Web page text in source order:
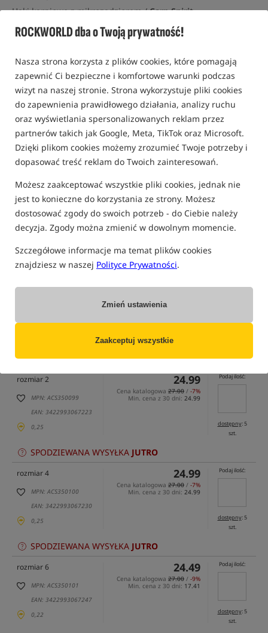
ROCKWORLD dba o Twoją prywatność!
Nasza strona korzysta z plików cookies, które pomagają
zapewnić Ci bezpieczne i komfortowe warunki podczas
wizyt na naszej stronie. Strona wykorzystuje pliki cookies
do zapewnienia prawidłowego działania, analizy ruchu
oraz wyświetlania spersonalizowanych reklam przez
partnerów takich jak Google, Meta, TikTok oraz Microsoft.
Dzięki plikom cookies możemy zrozumieć Twoje potrzeby i
dopasować treść reklam do Twoich zainteresowań.
Możesz zaakceptować wszystkie pliki cookies, jednak nie
jest to konieczne do korzystania ze strony. Możesz
dostosować zgody do swoich potrzeb - do Ciebie należy
decyzja. Zgody można zmienić w dowolnym momencie.
Szczegółowe informacje ma temat plików cookies
znajdziesz w naszej Polityce Prywatności.
Zmień ustawienia
Zaakceptuj wszystkie
Haki karpiowe z mikrozadziorem /Carp Spirit
0,0
tylko produkty na"naszym magazynie"
Opcja Cena PLN Ilość
rozmiar 2
MPN: ACS350099
EAN: 3422993067223
0,25
24.99
Cena katalogowa 27.00 / -7%
Min. cena z 30 dni: 24.99
Podaj ilość:
dostępny: 5
szt.
SPODZIEWANA WYSYŁKA JUTRO
rozmiar 4
MPN: ACS350100
EAN: 3422993067230
0,25
24.99
Cena katalogowa 27.00 / -7%
Min. cena z 30 dni: 24.99
Podaj ilość:
dostępny: 5
szt.
SPODZIEWANA WYSYŁKA JUTRO
rozmiar 6
MPN: ACS350101
EAN: 3422993067247
0,22
24.49
Cena katalogowa 27.00 / -9%
Min. cena z 30 dni: 17.41
Podaj ilość:
dostępny: 5
szt.